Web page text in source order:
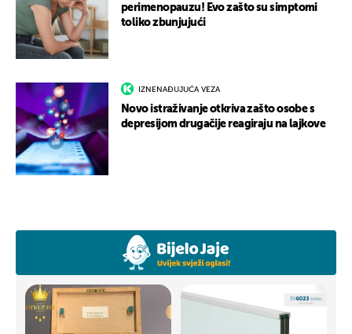
perimenopauzu! Evo zašto su simptomi
toliko zbunjujući
IZNENAĐUJUĆA VEZA
Novo istraživanje otkriva zašto osobe s
depresijom drugačije reagiraju na lajkove